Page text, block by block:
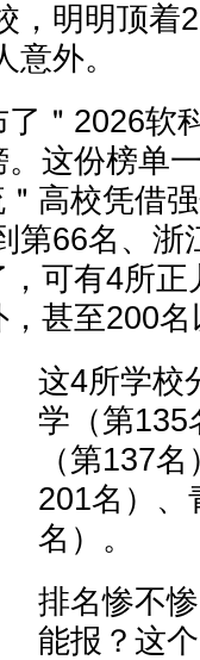
，明明顶着
外。
＂2026软
这份榜单
高校凭借
第66名、浙
可有4所
甚至200
这4所学校
学（第135
（第137
201名）、
名）。
排名惨不
能报？这